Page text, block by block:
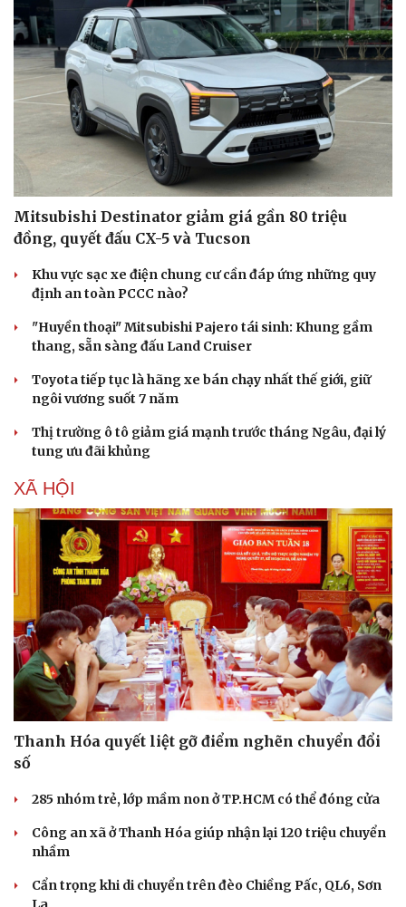
Dinh dưỡng - món ngon
Cây thuốc
Sản phụ khoa
Nhi khoa
Nam khoa
Làm đẹp - giảm cân
Phòng mạch online
Ăn sạch sống khỏe
Nhà đẹp
Mitsubishi Destinator giảm giá gần 80 triệu
đồng, quyết đấu CX-5 và Tucson
Khu vực sạc xe điện chung cư cần đáp ứng những quy
định an toàn PCCC nào?
"Huyền thoại" Mitsubishi Pajero tái sinh: Khung gầm
thang, sẵn sàng đấu Land Cruiser
Toyota tiếp tục là hãng xe bán chạy nhất thế giới, giữ
ngôi vương suốt 7 năm
Thị trường ô tô giảm giá mạnh trước tháng Ngâu, đại lý
tung ưu đãi khủng
XÃ HỘI
Thanh Hóa quyết liệt gỡ điểm nghẽn chuyển đổi
số
285 nhóm trẻ, lớp mầm non ở TP.HCM có thể đóng cửa
Công an xã ở Thanh Hóa giúp nhận lại 120 triệu chuyển
nhầm
Cẩn trọng khi di chuyển trên đèo Chiềng Pấc, QL6, Sơn